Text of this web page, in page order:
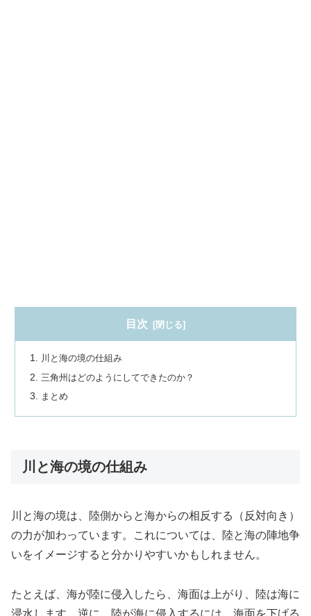
目次
川と海の境の仕組み
三角州はどのようにしてできたのか？
まとめ
川と海の境の仕組み
川と海の境は、陸側からと海からの相反する（反対向き）
の力が加わっています。これについては、陸と海の陣地争
いをイメージすると分かりやすいかもしれません。
たとえば、海が陸に侵入したら、海面は上がり、陸は海に
浸水します。逆に、陸が海に侵入するには、海面を下げる